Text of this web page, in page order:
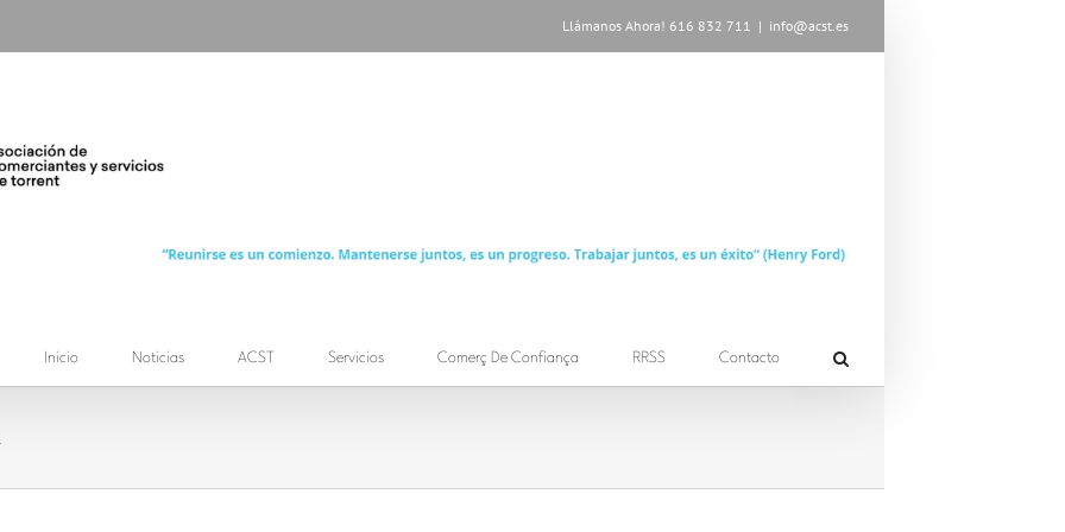
Llámanos Ahora! 616 832 711 | info@acst.es
Inicio Noticias ACST Servicios Comerç De Confiança RRSS Contacto